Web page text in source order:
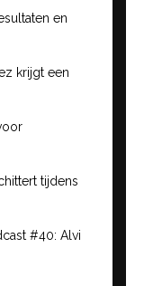
en
krijgt een
tijdens
#40: Alvi